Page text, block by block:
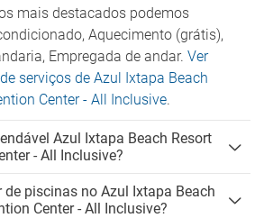
mais destacados podemos
Aquecimento (grátis),
Empregada de andar. Ver
serviços de Azul Ixtapa Beach
Center - All Inclusive.
Azul Ixtapa Beach Resort
- All Inclusive?
de piscinas no Azul Ixtapa Beach
Center - All Inclusive?